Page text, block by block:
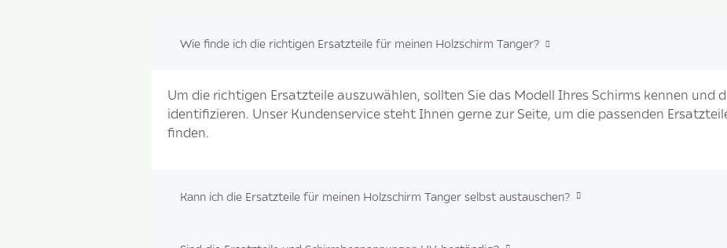
Wie finde ich die richtigen Ersatzteile für meinen Holzschirm Tanger?
Um die richtigen Ersatzteile auszuwählen, sollten Sie das Modell Ihres Schirms kennen und
identifizieren. Unser Kundenservice steht Ihnen gerne zur Seite, um die passenden
finden.
Kann ich die Ersatzteile für meinen Holzschirm Tanger selbst austauschen?